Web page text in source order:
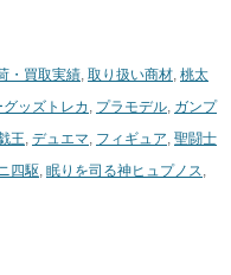
・買取実績, 取り扱い商材, 桃太
グッズ トレカ , プラモデル, ガンプ
王, デュエマ, フィギュア, 聖闘士
四駆, 眠りを司る神ヒュプノス,